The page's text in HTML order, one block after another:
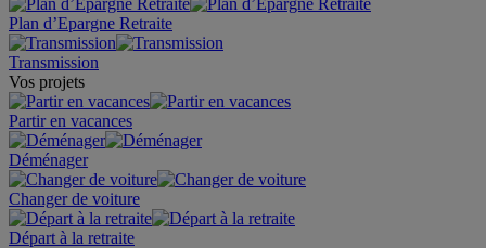
Plan d’Epargne Retraite
Transmission
Vos projets
Partir en vacances
Déménager
Changer de voiture
Départ à la retraite